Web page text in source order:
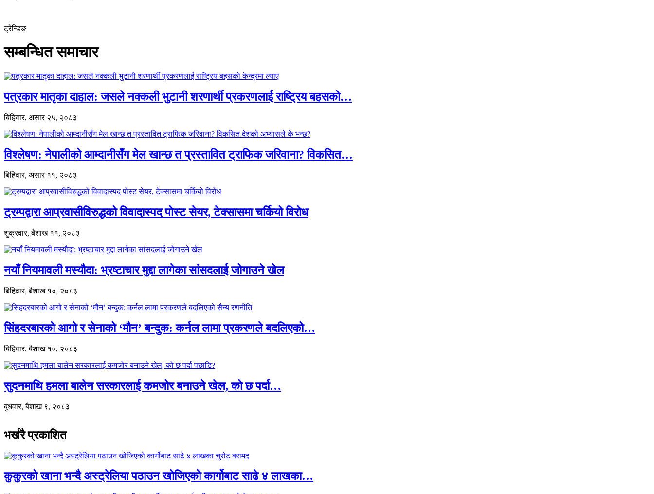
ट्रेन्डिङ
सम्बन्धित समाचार
पत्रकार मातृका दाहाल: जसले नक्कली भुटानी शरणार्थी प्रकरणलाई राष्ट्रिय बहसको…
बिहिवार, असार २५, २०८३
विश्लेषण: नेपालीको आम्दानीसँग मेल खान्छ त प्रस्तावित ट्राफिक जरिवाना? विकसित…
बिहिवार, असार ११, २०८३
ट्रम्पद्वारा आप्रवासीविरुद्धको विवादास्पद पोस्ट सेयर, टेक्सासमा चर्कियो विरोध
शुक्रवार, बैशाख ११, २०८३
नयाँ नियमावली मस्यौदा: भ्रष्टाचार मुद्दा लागेका सांसदलाई जोगाउने खेल
बिहिवार, बैशाख १०, २०८३
सिंहदरबारको आगो र सेनाको ‘मौन’ बन्दुक: कर्नल लामा प्रकरणले बदलिएको…
बिहिवार, बैशाख १०, २०८३
सुदनमाथि हमला बालेन सरकारलाई कमजोर बनाउने खेल, को छ पर्दा…
बुधवार, बैशाख ९, २०८३
भर्खरै प्रकाशित
कुकुरको खाना भन्दै अस्ट्रेलिया पठाउन खोजिएको कार्गोबाट साढे ४ लाखका…